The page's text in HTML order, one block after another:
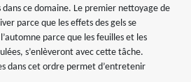
dans ce domaine. Le premier nettoyage de
parce que les effets des gels se
parce que les feuilles et les
s’enlèveront avec cette tâche.
dans cet ordre permet d’entretenir